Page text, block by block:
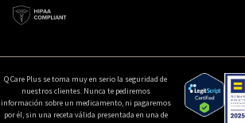
Q Care Plus se toma muy en serio la seguridad de
nuestros clientes. Nunca te pediremos
información sobre un medicamento, ni pagaremos
por él, sin una receta válida presentada en una de